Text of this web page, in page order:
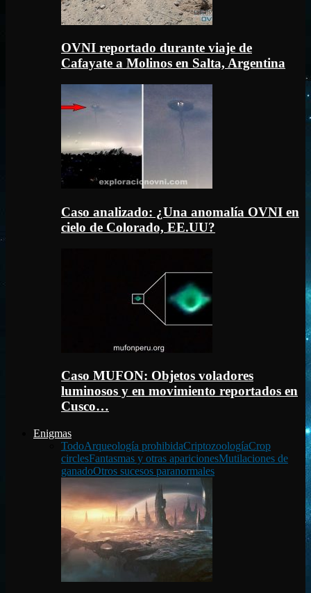
OVNI reportado durante viaje de
Cafayate a Molinos en Salta, Argentina
Caso analizado: ¿Una anomalía OVNI en
cielo de Colorado, EE.UU?
Caso MUFON: Objetos voladores
luminosos y en movimiento reportados en
Cusco…
Enigmas
TodoArqueología prohibidaCriptozoologíaCrop
circlesFantasmas y otras aparicionesMutilaciones de
ganadoOtros sucesos paranormales